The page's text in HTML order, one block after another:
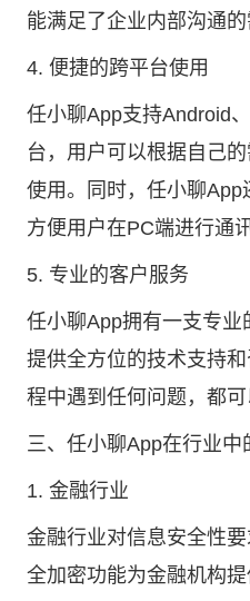
能满足了企业内部沟通
4. 便捷的跨平台使用
任小聊App支持Android
台，用户可以根据自己
使用。同时，任小聊App
方便用户在PC端进行通讯
5. 专业的客户服务
任小聊App拥有一支专业
提供全方位的技术支持
程中遇到任何问题，都可
三、任小聊App在行业中
1. 金融行业
金融行业对信息安全性
全加密功能为金融机构